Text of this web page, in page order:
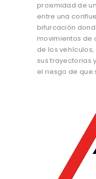
proximidad de
entre una
bifurcación
movimientos de
de los
sus trayectorias
el riesgo de que